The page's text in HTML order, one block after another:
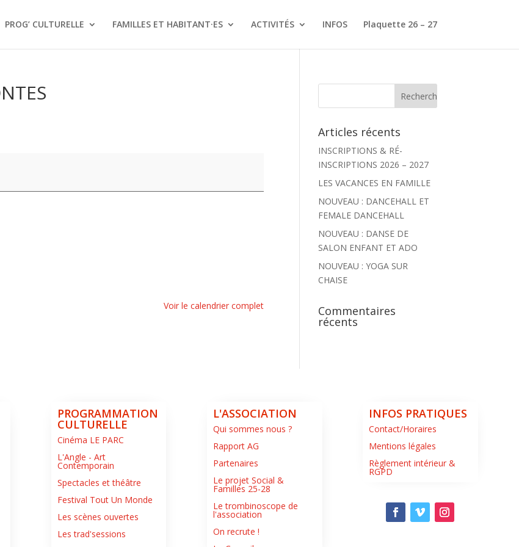
PROG’ CULTURELLE FAMILLES ET HABITANT·ES ACTIVITÉS INFOS Plaquette 26 – 27
Voir le calendrier complet
Articles récents
INSCRIPTIONS & RÉ-
INSCRIPTIONS 2026 – 2027
LES VACANCES EN FAMILLE
NOUVEAU : DANCEHALL ET
FEMALE DANCEHALL
NOUVEAU : DANSE DE
SALON ENFANT ET ADO
NOUVEAU : YOGA SUR
CHAISE
Commentaires
récents
PROGRAMMATION
CULTURELLE
Cinéma LE PARC
L'Angle - Art
Contemporain
Spectacles et théâtre
Festival Tout Un Monde
Les scènes ouvertes
Les trad'sessions
L'ASSOCIATION
Qui sommes nous ?
Rapport AG
Partenaires
Le projet Social &
Familles 25-28
Le trombinoscope de
l'association
On recrute !
INFOS PRATIQUES
Contact/Horaires
Mentions légales
Règlement intérieur &
RGPD